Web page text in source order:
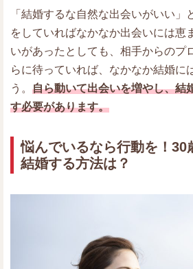
「結婚するな自然な出会いがいい」
をしていればなかなか出会いには恵
いがあったとしても、相手からのプ
らに待っていれば、なかなか結婚に
う。 自ら動いて出会いを増やし、結
す必要があります。
悩んでいるなら行動を！30
結婚する方法は？